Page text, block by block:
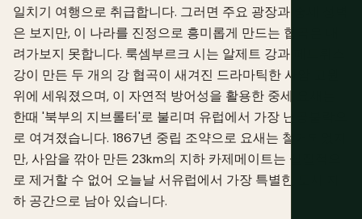
일치기 여행으로 취급합니다. 그러면 주요 광장과 중세 성벽
은 보지만, 이 나라를 진정으로 흥미롭게 만드는 협곡은 내
려가보지 못합니다. 룩셈부르크 시는 알제트 강과 페트뤼스
강이 만든 두 개의 강 협곡이 새겨진 드라마틱한 사암 고원
위에 세워졌으며, 이 자연적 방어성을 활용한 중세 요새는
한때 '북부의 지브롤터'로 불리며 유럽에서 가장 난공불락으
로 여겨졌습니다. 1867년 중립 조약으로 요새는 철거되었지
만, 사암을 깎아 만든 23km의 지하 카제메이트는 실질적으
로 제거할 수 없어 오늘날 서유럽에서 가장 특별한 도시 지
하 공간으로 남아 있습니다.